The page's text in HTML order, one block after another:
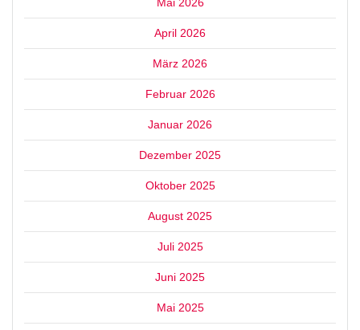
April 2026
März 2026
Februar 2026
Januar 2026
Dezember 2025
Oktober 2025
August 2025
Juli 2025
Juni 2025
Mai 2025